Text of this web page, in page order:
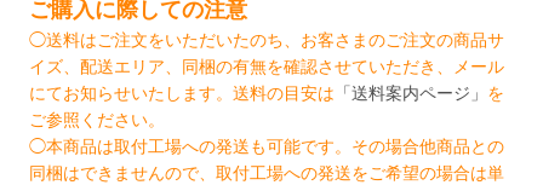
ご購入に際しての注意
◯送料はご注文をいただいたのち、お客さまのご注文の商品サ
イズ、配送エリア、同梱の有無を確認させていただき、メール
にてお知らせいたします。送料の目安は 「送料案内ページ」 を
ご参照ください。
◯本商品は取付工場への発送も可能です。その場合他商品との
同梱はできませんので、取付工場への発送をご希望の場合は単